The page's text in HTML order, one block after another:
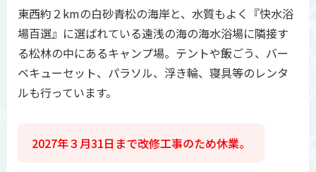
東西約２kmの白砂青松の海岸と、水質もよく『快水浴
場百選』に選ばれている遠浅の海の海水浴場に隣接す
る松林の中にあるキャンプ場。テントや飯ごう、バー
ベキューセット、パラソル、浮き輪、寝具等のレンタ
ルも行っています。
2027年３月31日まで改修工事のため休業。